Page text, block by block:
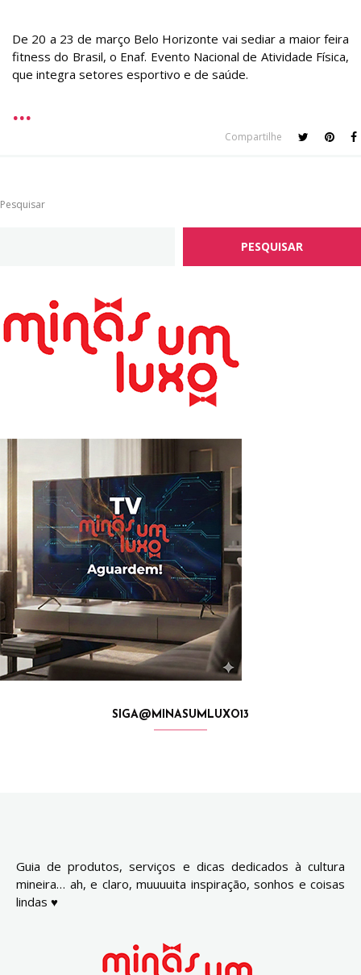
De 20 a 23 de março Belo Horizonte vai sediar a maior feira
fitness do Brasil, o Enaf. Evento Nacional de Atividade Física,
que integra setores esportivo e de saúde.
Compartilhe
Pesquisar
PESQUISAR
SIGA@MINASUMLUXO13
Guia de produtos, serviços e dicas dedicados à cultura
mineira… ah, e claro, muuuuita inspiração, sonhos e coisas
lindas ♥